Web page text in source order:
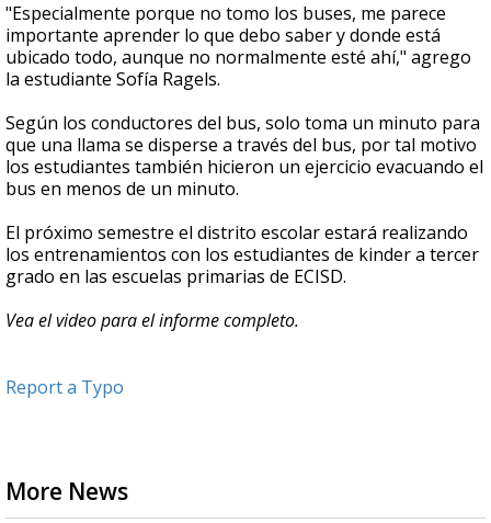
"Especialmente porque no tomo los buses, me parece
importante aprender lo que debo saber y donde está
ubicado todo, aunque no normalmente esté ahí," agrego
la estudiante Sofía Ragels.
Según los conductores del bus, solo toma un minuto para
que una llama se disperse a través del bus, por tal motivo
los estudiantes también hicieron un ejercicio evacuando el
bus en menos de un minuto.
El próximo semestre el distrito escolar estará realizando
los entrenamientos con los estudiantes de kinder a tercer
grado en las escuelas primarias de ECISD.
Vea el video para el informe completo.
Report a Typo
More News